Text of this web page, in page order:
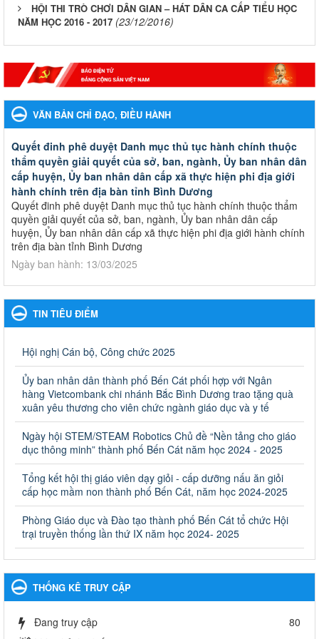
HỘI THI TRÒ CHƠI DÂN GIAN – HÁT DÂN CA CẤP TIỂU HỌC
NĂM HỌC 2016 - 2017 (23/12/2016)
VĂN BẢN CHỈ ĐẠO, ĐIỀU HÀNH
Quyết đinh phê duyệt Danh mục thủ tục hành chính thuộc
thẩm quyền giải quyết của sở, ban, ngành, Ủy ban nhân dân
cấp huyện, Ủy ban nhân dân cấp xã thực hiện phi địa giới
hành chính trên địa bàn tỉnh Bình Dương
Quyết đinh phê duyệt Danh mục thủ tục hành chính thuộc thẩm
quyền giải quyết của sở, ban, ngành, Ủy ban nhân dân cấp
huyện, Ủy ban nhân dân cấp xã thực hiện phi địa giới hành chính
trên địa bàn tỉnh Bình Dương
Ngày ban hành: 13/03/2025
Kế hoạch Phổ biến, giáo dục pháp luật năm 2025 của ngành
Giáo dục và Đào tạo thành phố Bến Cát
Kế hoạch Phổ biến, giáo dục pháp luật năm 2025 của ngành
Ngày ban hành: 28/02/2025
Quyết định công bố thủ tục hành chính bị bãi bỏ trong lĩnh
vực giáo dục đào tạo thuộc hệ giáo dục quốc dân và cơ sở
giáo dục khác thuộc thẩm quyền giải quyết của Sở Giáo dục
và Đào tạo, Ủy ban nhân dân cấp huyện
Quyết định công bố thủ tục hành chính bị bãi bỏ trong lĩnh vực
giáo dục đào tạo thuộc hệ giáo dục quốc dân và cơ sở giáo dục
khác thuộc thẩm quyền giải quyết của Sở Giáo dục và Đào tạo,
Ủy ban nhân dân cấp huyện
Ngày ban hành: 30/09/2024
Hướng dẫn thực hiện nhiệm vụ giáo dục tiểu học năm học
2024-2025
Hướng dẫn thực hiện nhiệm vụ giáo dục tiểu học năm học 2024-
2025
Ngày ban hành: 26/09/2024
Tổ chức các hoạt động hè cho học sinh năm 2024
TIN TIÊU ĐIỂM
Hội nghị Cán bộ, Công chức 2025
Ủy ban nhân dân thành phố Bến Cát phối hợp với Ngân
hàng Vietcombank chi nhánh Bắc Bình Dương trao tặng quà
xuân yêu thương cho viên chức ngành giáo dục và y tế
Ngày hội STEM/STEAM Robotics Chủ đề “Nền tảng cho giáo
dục thông minh” thành phố Bến Cát năm học 2024 - 2025
Tổng kết hội thị giáo viên dạy giỏi - cấp dưỡng nấu ăn giỏi
cấp học mầm non thành phố Bến Cát, năm học 2024-2025
Phòng Giáo dục và Đào tạo thành phố Bến Cát tổ chức Hội
trại truyền thống lần thứ IX năm học 2024- 2025
THỐNG KÊ TRUY CẬP
Đang truy cập
80